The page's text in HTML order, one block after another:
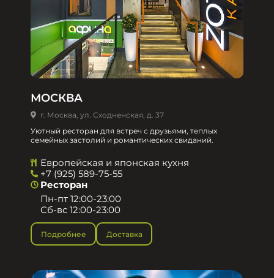
МОСКВА
г. Москва, ул. Сходненская, д. 37
Уютный ресторан для встреч с друзьями, теплых
семейных застолий и романтических свиданий.
Европейская и японская кухня
+7 (925) 589-75-55
Ресторан
Пн-пт 12:00-23:00
Сб-вс 12:00-23:00
Подробнее Доставка